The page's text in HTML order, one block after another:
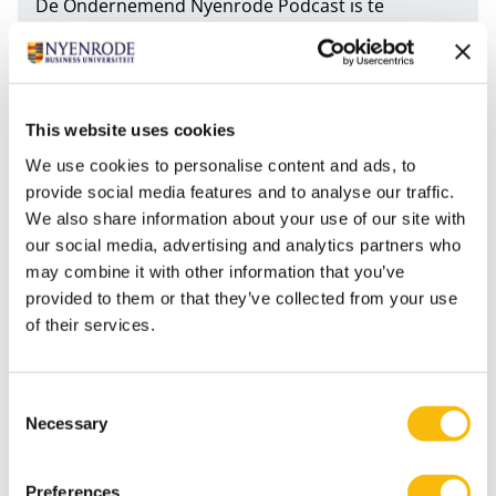
This website uses cookies
We use cookies to personalise content and ads, to
provide social media features and to analyse our traffic.
We also share information about your use of our site with
our social media, advertising and analytics partners who
may combine it with other information that you’ve
provided to them or that they’ve collected from your use
of their services.
Selection
Necessary
Preferences
De Ondernemend Nyenrode Podcast is te
beluisteren op bekende podcast kanalen
zoalsSpotify
Tags
Bachelor of Science in Business Administration
Master of Science in Management
Master of Science in Management (deeltijd)